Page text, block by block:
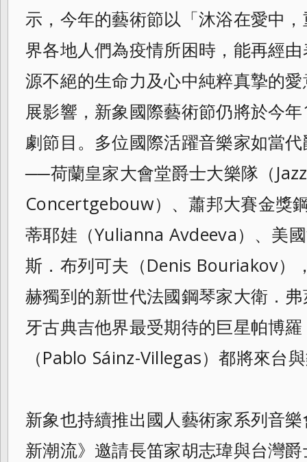
示，今年的藝術節以「沐浴在愛中
界各地人們為疫情所困時，能再經
源不絕的生命力及心中純粹真摯的
展影響，新象國際藝術節仍將於今
劇節目。多位國際活躍音樂家如當
──荷蘭皇家大會堂爵士大樂隊（
Concertgebouw）、蕭邦大賽金獎
蒂耶娃（Yulianna Avdeeva）、美
斯．布列可夫（Denis Bouriakov）
赫獨到的新世代法國鋼琴家大衛．
牙古典吉他界最受期待的巨星帕博
（Pablo Sáinz-Villegas）都將來台
新象也持續推出國人藝術家系列音
新潮流》邀請長笛家胡志瑋與台灣